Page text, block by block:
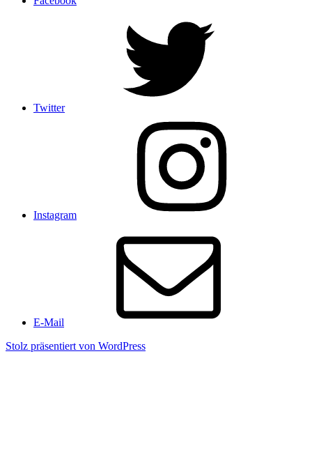
Twitter
Instagram
E-Mail
Stolz präsentiert von WordPress